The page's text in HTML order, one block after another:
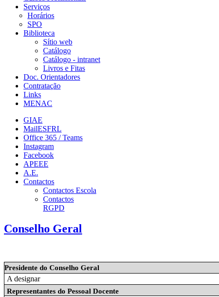
Serviços
Horários
SPO
Biblioteca
Sítio web
Catálogo
Catálogo - intranet
Livros e Fitas
Doc. Orientadores
Contratação
Links
MENAC
GIAE
MailESFRL
Office 365 / Teams
Instagram
Facebook
APEEE
A.E.
Contactos
Contactos Escola
Contactos
RGPD
Conselho Geral
Presidente do Conselho Geral
A designar
Representantes do Pessoal Docente